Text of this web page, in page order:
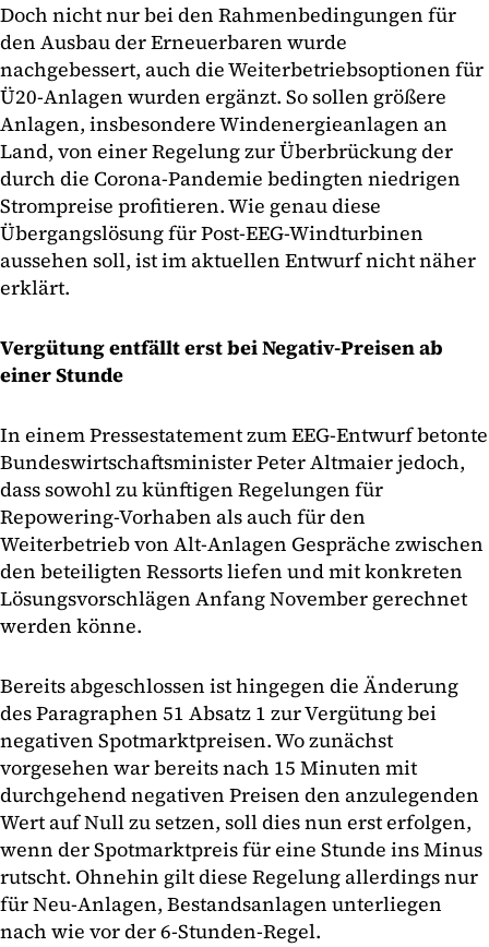
Doch nicht nur bei den Rahmenbedingungen für
den Ausbau der Erneuerbaren wurde
nachgebessert, auch die Weiterbetriebsoptionen für
Ü20-Anlagen wurden ergänzt. So sollen größere
Anlagen, insbesondere Windenergieanlagen an
Land, von einer Regelung zur Überbrückung der
durch die Corona-Pandemie bedingten niedrigen
Strompreise profitieren. Wie genau diese
Übergangslösung für Post-EEG-Windturbinen
aussehen soll, ist im aktuellen Entwurf nicht näher
erklärt.
Vergütung entfällt erst bei Negativ-Preisen ab
einer Stunde
In einem Pressestatement zum EEG-Entwurf betonte
Bundeswirtschaftsminister Peter Altmaier jedoch,
dass sowohl zu künftigen Regelungen für
Repowering-Vorhaben als auch für den
Weiterbetrieb von Alt-Anlagen Gespräche zwischen
den beteiligten Ressorts liefen und mit konkreten
Lösungsvorschlägen Anfang November gerechnet
werden könne.
Bereits abgeschlossen ist hingegen die Änderung
des Paragraphen 51 Absatz 1 zur Vergütung bei
negativen Spotmarktpreisen. Wo zunächst
vorgesehen war bereits nach 15 Minuten mit
durchgehend negativen Preisen den anzulegenden
Wert auf Null zu setzen, soll dies nun erst erfolgen,
wenn der Spotmarktpreis für eine Stunde ins Minus
rutscht. Ohnehin gilt diese Regelung allerdings nur
für Neu-Anlagen, Bestandsanlagen unterliegen
nach wie vor der 6-Stunden-Regel.